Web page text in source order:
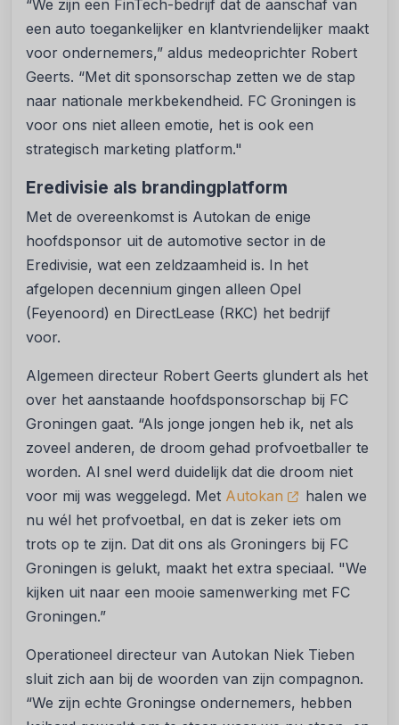
“We zijn een FinTech-bedrijf dat de aanschaf van
een auto toegankelijker en klantvriendelijker maakt
voor ondernemers,” aldus medeoprichter Robert
Geerts. “Met dit sponsorschap zetten we de stap
naar nationale merkbekendheid. FC Groningen is
voor ons niet alleen emotie, het is ook een
strategisch marketing platform."
Eredivisie als brandingplatform
Met de overeenkomst is Autokan de enige
hoofdsponsor uit de automotive sector in de
Eredivisie, wat een zeldzaamheid is. In het
afgelopen decennium gingen alleen Opel
(Feyenoord) en DirectLease (RKC) het bedrijf
voor.
Algemeen directeur Robert Geerts glundert als het
over het aanstaande hoofdsponsorschap bij FC
Groningen gaat. “Als jonge jongen heb ik, net als
zoveel anderen, de droom gehad profvoetballer te
worden. Al snel werd duidelijk dat die droom niet
voor mij was weggelegd. Met Autokan
halen we
nu wél het profvoetbal, en dat is zeker iets om
trots op te zijn. Dat dit ons als Groningers bij FC
Groningen is gelukt, maakt het extra speciaal. "We
kijken uit naar een mooie samenwerking met FC
Groningen.”
Operationeel directeur van Autokan Niek Tieben
sluit zich aan bij de woorden van zijn compagnon.
“We zijn echte Groningse ondernemers, hebben